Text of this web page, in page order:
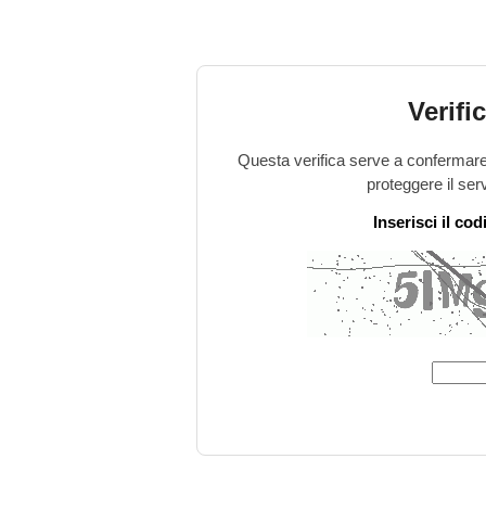
Questa verifica serve a
proteggere il
Inserisci il